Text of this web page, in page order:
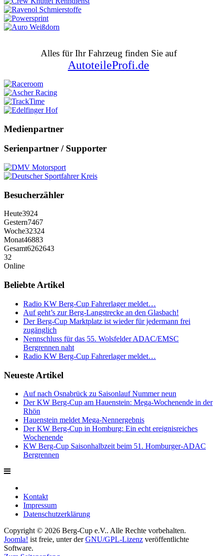
Alles für Ihr Fahrzeug finden Sie auf
AutoteileProfi.de
Medienpartner
Serienpartner / Supporter
Besucherzähler
Heute3924
Gestern7467
Woche32324
Monat46883
Gesamt6262643
32
Online
Beliebte Artikel
Radio KW Berg-Cup Fahrerlager meldet…
Auf geht’s zur Berg-Langstrecke an den Glasbach!
Der Berg-Cup Marktplatz ist wieder für jedermann frei
zugänglich
Nennschluss für das 55. Wolsfelder ADAC/EMSC
Bergrennen naht
Radio KW Berg-Cup Fahrerlager meldet…
Neueste Artikel
Auf nach Osnabrück zu Saisonlauf Nummer neun
Der KW Berg-Cup am Hauenstein: Mega-Wochenende in der
Rhön
Hauenstein meldet Mega-Nennergebnis
Der KW Berg-Cup in Homburg: Ein echt ereignisreiches
Wochenende
KW Berg-Cup Saisonhalbzeit beim 51. Homburger-ADAC
Bergrennen
Kontakt
Impressum
Datenschutzerklärung
Copyright © 2026 Berg-Cup e.V.. Alle Rechte vorbehalten.
Joomla! ist freie, unter derGNU/GPL-Lizenz veröffentlichte
Software.